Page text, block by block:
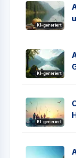
KI-generiert
KI-generiert
KI-generiert